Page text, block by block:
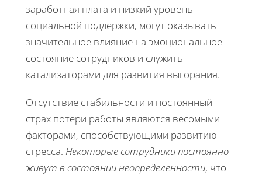
заработная плата и низкий уровень
социальной поддержки, могут оказывать
значительное влияние на эмоциональное
состояние сотрудников и служить
катализаторами для развития выгорания.
Отсутствие стабильности и постоянный
страх потери работы являются весомыми
факторами, способствующими развитию
стресса. Некоторые сотрудники постоянно
живут в состоянии неопределенности, что